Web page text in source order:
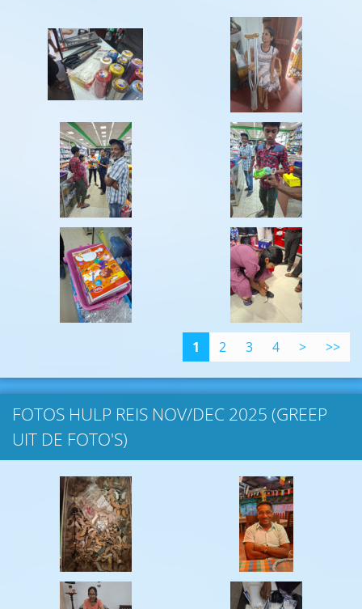
1 2 3 4 > >>
FOTOS HULP REIS NOV/DEC 2025 (GREEP
UIT DE FOTO'S)